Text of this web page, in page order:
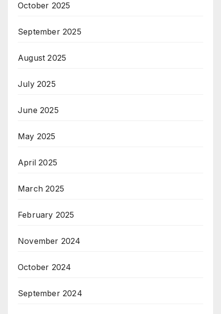
October 2025
September 2025
August 2025
July 2025
June 2025
May 2025
April 2025
March 2025
February 2025
November 2024
October 2024
September 2024